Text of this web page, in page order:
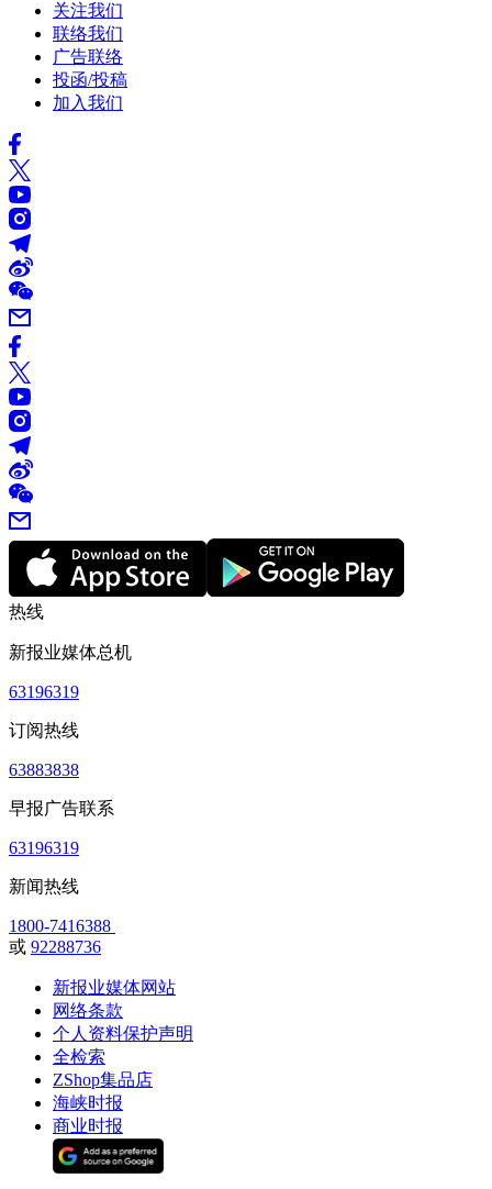
关注我们
联络我们
广告联络
投函/投稿
加入我们
热线
新报业媒体总机
63196319
订阅热线
63883838
早报广告联系
63196319
新闻热线
1800-7416388
或 92288736
新报业媒体网站
网络条款
个人资料保护声明
全检索
ZShop集品店
海峡时报
商业时报